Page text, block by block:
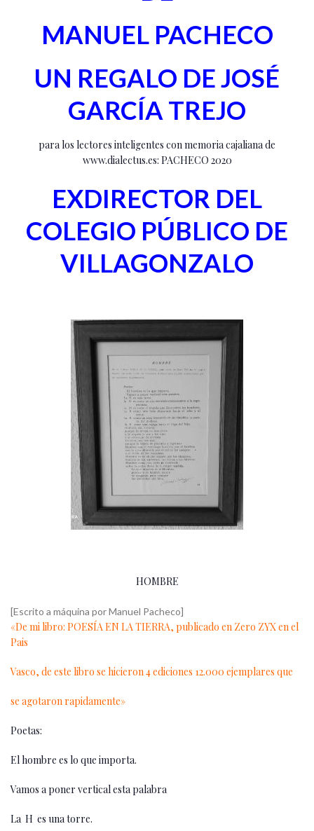
MANUEL PACHECO
UN REGALO DE JOSÉ
GARCÍA TREJO
para los lectores inteligentes con memoria cajaliana de
www.dialectus.es: PACHECO 2020
EXDIRECTOR DEL
COLEGIO PÚBLICO DE
VILLAGONZALO
HOMBRE
[Escrito a máquina por Manuel Pacheco]
«De mi libro: POESÍA EN LA TIERRA, publicado en Zero ZYX en el
Pais
Vasco, de este libro se hicieron 4 ediciones 12.000 ejemplares que
se agotaron rapidamente»
Poetas:
El hombre es lo que importa.
Vamos a poner vertical esta palabra
La H es una torre.